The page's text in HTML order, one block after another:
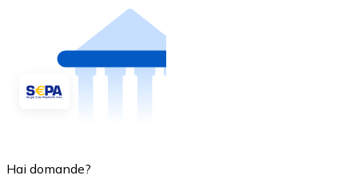
Hai domande?